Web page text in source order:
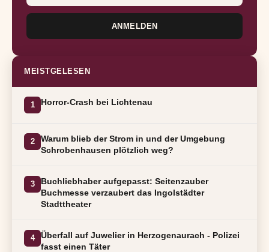
ANMELDEN
MEISTGELESEN
1 Horror-Crash bei Lichtenau
2
Warum blieb der Strom in und der Umgebung
Schrobenhausen plötzlich weg?
3
Buchliebhaber aufgepasst: Seitenzauber
Buchmesse verzaubert das Ingolstädter
Stadttheater
4
Überfall auf Juwelier in Herzogenaurach - Polizei
fasst einen Täter